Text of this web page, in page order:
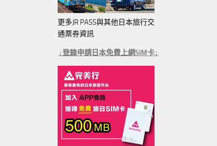
更多JR PASS與其他日本旅行交
通票券資訊
↓登錄申請日本免費上網SIM卡↓